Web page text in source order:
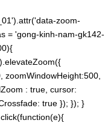
zoom-
= 'gong-kinh-nam-gk142-
: true, cursor:
true }); }); }